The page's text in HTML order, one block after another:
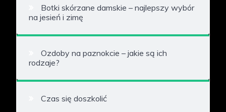
Botki skórzane damskie – najlepszy wybór
na jesień i zimę
Ozdoby na paznokcie – jakie są ich
rodzaje?
Czas się doszkolić